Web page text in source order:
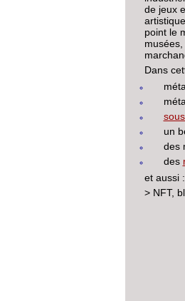
de jeux
point le
Dans
un
des
des
et aussi :
> NFT,